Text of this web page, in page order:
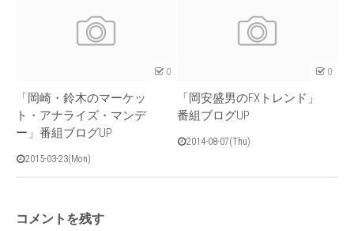
0
「岡崎・鈴木のマーケッ
ト・アナライズ・マンデ
ー」番組ブログUP
2015-03-23(Mon)
0
「岡安盛男のFXトレンド」
番組ブログUP
2014-08-07(Thu)
コメントを残す